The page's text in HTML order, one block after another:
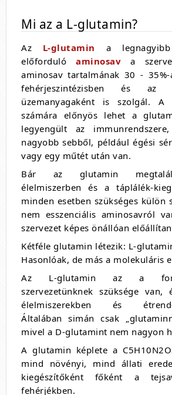
Mi az a L-glutamin?
Az L-glutamin a legnagyibb
előforduló aminosav a
aminosav tartalmának 30 -
fehérjeszintézisben és az
üzemanyagaként is szolgál. A
számára előnyös lehet a
legyengült az
nagyobb sebből, például égési
vagy egy műtét után van.
Bár az glutamin
élelmiszerben és a táplálék-
minden esetben szükséges külön
nem esszenciális aminosavról
szervezet képes önállóan
Kétféle glutamin létezik: L-
Hasonlóak, de más a molekuláris
Az L-glutamin az a
szervezetünknek szüksége van,
élelmiszerekben és étrend-
Általában simán csak
mivel a D-glutamint nem nagyon
A glutamin képlete a
mind növényi, mind állati
kiegészítőként főként a
fehérjékben.